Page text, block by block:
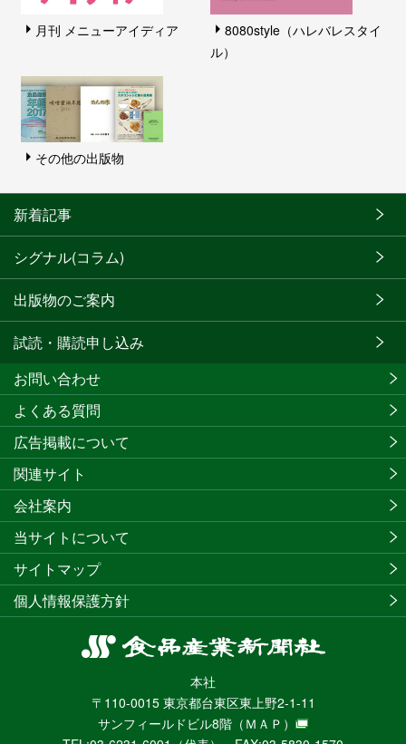
月刊 メニューアイディア
8080style（ハレバレスタイ
ル）
その他の出版物
新着記事
シグナル(コラム)
出版物のご案内
試読・購読申し込み
食
産
業
新
本社
〒110-0015 東京都台東区東上野2-1-11
サンフィールドビル8階 （ＭＡＰ）
お問い合わせ
よくある質問
広告掲載について
関連サイト
会社案内
当サイトについて
サイトマップ
個人情報保護方針